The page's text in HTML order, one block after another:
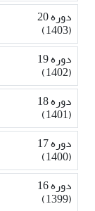
دوره 20
(1403)
دوره 19
(1402)
دوره 18
(1401)
دوره 17
(1400)
دوره 16
(1399)